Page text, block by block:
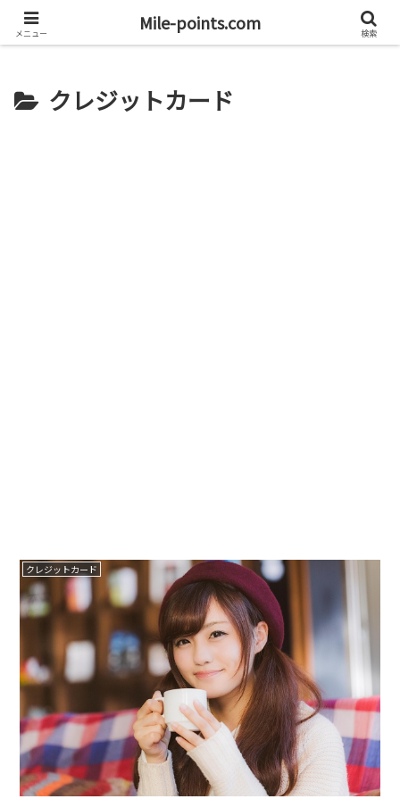
資産1億円を目指すブログと旅
クレジットカード
クレジットカード
メニュー Mile-points.com 検索